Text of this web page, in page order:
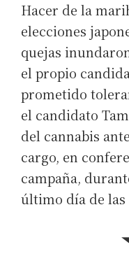
Hacer de la
elecciones
quejas
el propio
prometido
el candidato
del cannabis
cargo, en
campaña,
último día de las